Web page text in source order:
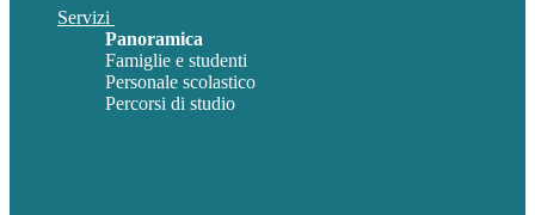
Servizi
Panoramica
Famiglie e studenti
Personale scolastico
Percorsi di studio